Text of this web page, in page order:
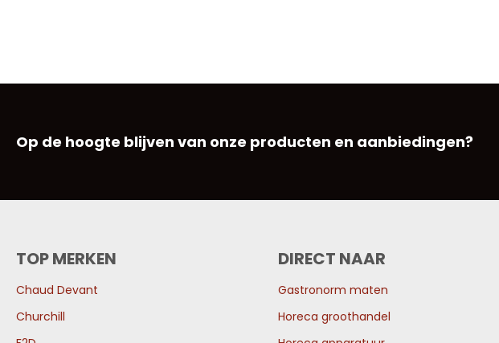
Op de hoogte blijven van onze producten en aanbiedingen?
TOP MERKEN
Chaud Devant
Churchill
DIRECT NAAR
Gastronorm maten
Horeca groothandel